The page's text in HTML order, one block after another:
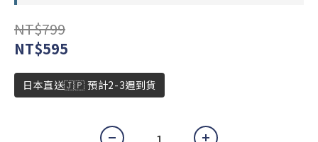
NT$799
NT$595
日本直送🇯🇵 預計2-3週到貨